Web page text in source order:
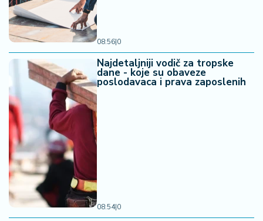
08:56|0
Najdetaljniji vodič za tropske
dane - koje su obaveze
poslodavaca i prava zaposlenih
08:54|0